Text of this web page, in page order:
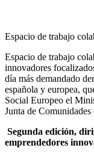
Espacio de trabajo
Espacio de trabajo
innovadores
día más demandado
española y europea,
Social Europeo el
Junta de
Segunda edición,
emprendedores